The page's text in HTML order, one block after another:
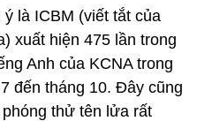
là ICBM (viết tắt của
xuất hiện 475 lần trong
Anh của KCNA trong
đến tháng 10. Đây cũng
thử tên lửa rất